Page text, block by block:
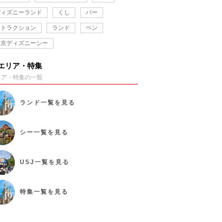
ズニーランド くし バー
ラクション ランド ペン
ディズニーシー
リア・特集
・特集の一覧
ランド 一覧を見る
シー一覧を見る
USJ 一覧を見る
特集一覧を見る